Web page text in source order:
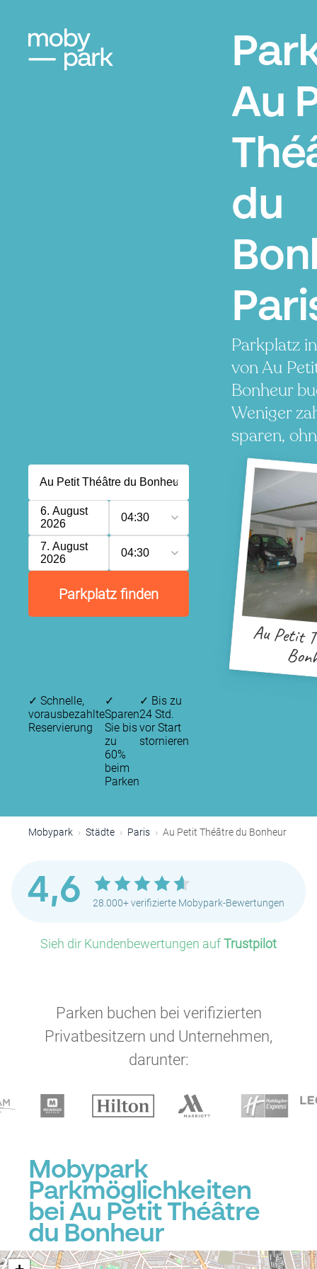
Au
du
Parkplatz
von Au
Bonheur
Weniger
sparen,
6. August
2026
04:30
7. August
2026
04:30
Parkplatz finden
Au Petit
✓ Schnelle,
vorausbezahlte
Reservierung
✓
Sparen
Sie bis
zu
60%
beim
Parken
✓ Bis zu
24 Std.
vor Start
stornieren
Mobypark Städte Paris Au Petit Théâtre du Bonheur
4,6 28.000+ verifizierte Mobypark-Bewertungen
Sieh dir Kundenbewertungen aufTrustpilot
Parken buchen bei verifizierten
Privatbesitzern und Unternehmen,
darunter:
Mobypark
Parkmöglichkeiten
bei Au Petit Théâtre
du Bonheur